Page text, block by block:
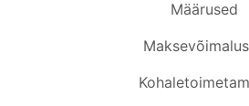
Määrused